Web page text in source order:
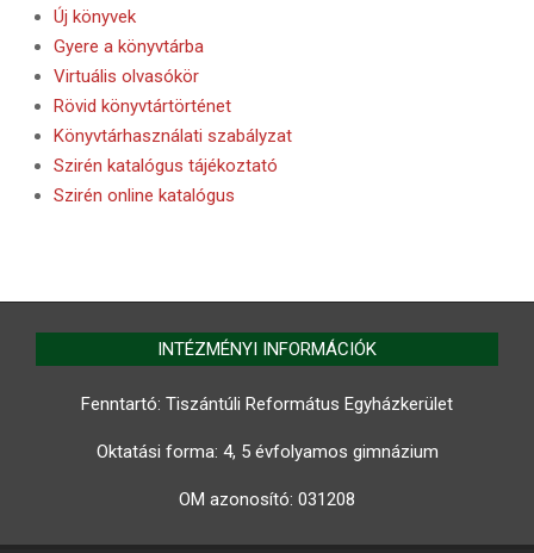
Új könyvek
Gyere a könyvtárba
Virtuális olvasókör
Rövid könyvtártörténet
Könyvtárhasználati szabályzat
Szirén katalógus tájékoztató
Szirén online katalógus
INTÉZMÉNYI INFORMÁCIÓK
Fenntartó: Tiszántúli Református Egyházkerület
Oktatási forma: 4, 5 évfolyamos gimnázium
OM azonosító: 031208